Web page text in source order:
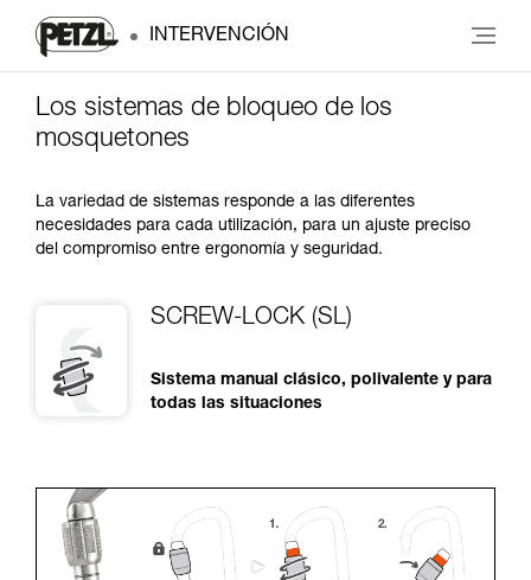
INTERVENCIÓN
Los sistemas de bloqueo de los
mosquetones
La variedad de sistemas responde a las diferentes
necesidades para cada utilización, para un ajuste preciso
del compromiso entre ergonomía y seguridad.
SCREW-LOCK (SL)
Sistema manual clásico, polivalente y para
todas las situaciones